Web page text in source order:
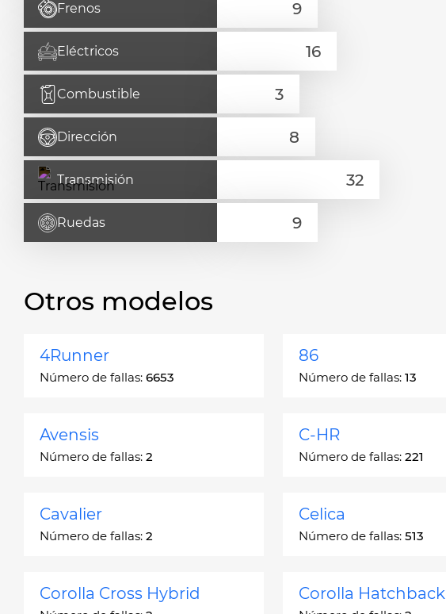
Frenos
Eléctricos
Combustible
Dirección
Transmisión
Ruedas
Otros modelos
4Runner
Número de fallas: 6653
86
Número de fallas: 13
Avensis
Número de fallas: 2
C-HR
Número de fallas: 221
Cavalier
Número de fallas: 2
Celica
Número de fallas: 513
Corolla Cross Hybrid Corolla Hatchback